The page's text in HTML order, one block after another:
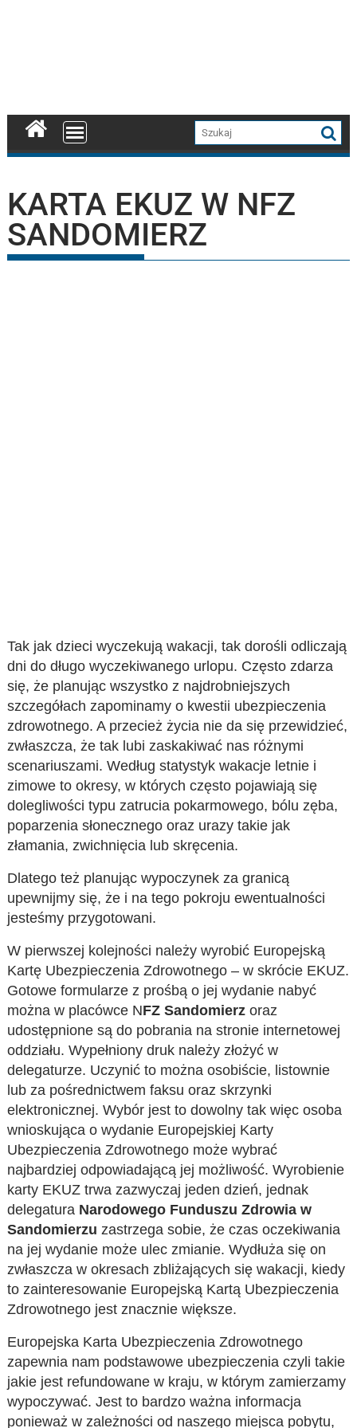
KARTA EKUZ W NFZ
SANDOMIERZ
Tak jak dzieci wyczekują wakacji, tak dorośli odliczają
dni do długo wyczekiwanego urlopu. Często zdarza
się, że planując wszystko z najdrobniejszych
szczegółach zapominamy o kwestii ubezpieczenia
zdrowotnego. A przecież życia nie da się przewidzieć,
zwłaszcza, że tak lubi zaskakiwać nas różnymi
scenariuszami. Według statystyk wakacje letnie i
zimowe to okresy, w których często pojawiają się
dolegliwości typu zatrucia pokarmowego, bólu zęba,
poparzenia słonecznego oraz urazy takie jak
złamania, zwichnięcia lub skręcenia.
Dlatego też planując wypoczynek za granicą
upewnijmy się, że i na tego pokroju ewentualności
jesteśmy przygotowani.
W pierwszej kolejności należy wyrobić Europejską
Kartę Ubezpieczenia Zdrowotnego – w skrócie EKUZ.
Gotowe formularze z prośbą o jej wydanie nabyć
można w placówce NFZ Sandomierzoraz
udostępnione są do pobrania na stronie internetowej
oddziału. Wypełniony druk należy złożyć w
delegaturze. Uczynić to można osobiście, listownie
lub za pośrednictwem faksu oraz skrzynki
elektronicznej. Wybór jest to dowolny tak więc osoba
wnioskująca o wydanie Europejskiej Karty
Ubezpieczenia Zdrowotnego może wybrać
najbardziej odpowiadającą jej możliwość. Wyrobienie
karty EKUZ trwa zazwyczaj jeden dzień, jednak
delegatura Narodowego Funduszu Zdrowia w
Sandomierzu zastrzega sobie, że czas oczekiwania
na jej wydanie może ulec zmianie. Wydłuża się on
zwłaszcza w okresach zbliżających się wakacji, kiedy
to zainteresowanie Europejską Kartą Ubezpieczenia
Zdrowotnego jest znacznie większe.
Europejska Karta Ubezpieczenia Zdrowotnego
zapewnia nam podstawowe ubezpieczenia czyli takie
jakie jest refundowane w kraju, w którym zamierzamy
wypoczywać. Jest to bardzo ważna informacja
ponieważ w zależności od naszego miejsca pobytu,